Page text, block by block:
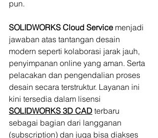
pun.
SOLIDWORKS Cloud Service menjadi
jawaban atas tantangan desain
modern seperti kolaborasi jarak jauh,
penyimpanan online yang aman. Serta
pelacakan dan pengendalian proses
desain secara terstruktur. Layanan ini
kini tersedia dalam lisensi
SOLIDWORKS 3D CAD terbaru
sebagai bagian dari langganan
(subscription) dan juga bisa diakses